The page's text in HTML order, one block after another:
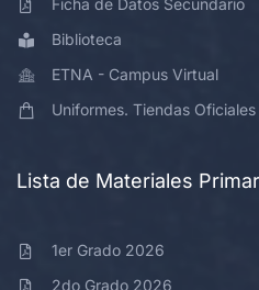
Biblioteca
ETNA - Campus Virtual
Uniformes. Tiendas Oficiales
Lista de Materiales
1er Grado 2026
2do Grado 2026